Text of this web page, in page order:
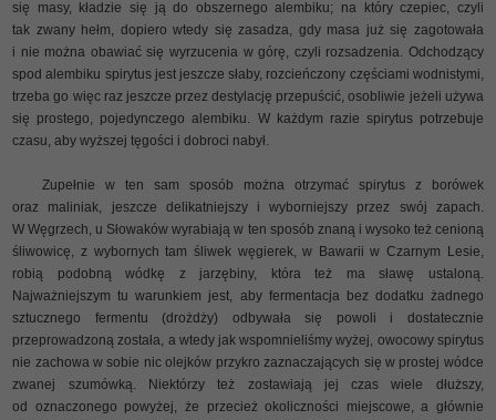
się masy, kładzie się ją do obszernego alembiku; na który czepiec, czyli
tak zwany hełm, dopiero wtedy się zasadza, gdy masa już się zagotowała
i nie można obawiać się wyrzucenia w górę, czyli rozsadzenia. Odchodzący
spod alembiku spirytus jest jeszcze słaby, rozcieńczony częściami wodnistymi,
trzeba go więc raz jeszcze przez destylację przepuścić, osobliwie jeżeli używa
się prostego, pojedynczego alembiku. W każdym razie spirytus potrzebuje
czasu, aby wyższej tęgości i dobroci nabył.
Zupełnie w ten sam sposób można otrzymać spirytus z borówek
oraz maliniak, jeszcze delikatniejszy i wyborniejszy przez swój zapach.
W Węgrzech, u Słowaków wyrabiają w ten sposób znaną i wysoko też cenioną
śliwowicę, z wybornych tam śliwek węgierek, w Bawarii w Czarnym Lesie,
robią podobną wódkę z jarzębiny, która też ma sławę ustaloną.
Najważniejszym tu warunkiem jest, aby fermentacja bez dodatku żadnego
sztucznego fermentu (drożdży) odbywała się powoli i dostatecznie
przeprowadzoną została, a wtedy jak wspomnieliśmy wyżej, owocowy spirytus
nie zachowa w sobie nic olejków przykro zaznaczających się w prostej wódce
zwanej szumówką. Niektórzy też zostawiają jej czas wiele dłuższy,
od oznaczonego powyżej, że przecież okoliczności miejscowe, a głównie